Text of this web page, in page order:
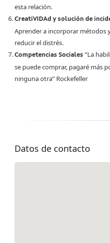
esta relación.
CreatiVIDAd y solución de
Aprender a incorporar métodos
reducir el distrés.
Competencias Sociales “La
se puede comprar, pagaré más
ninguna otra” Rockefeller
Datos de contacto